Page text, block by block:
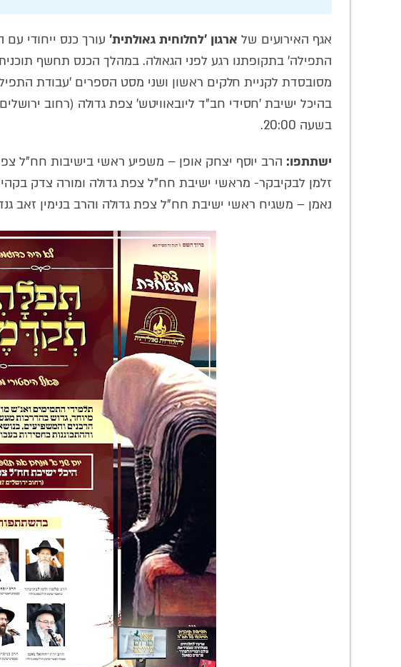
אגף האירועים של ארגון 'לחלוחית גאולתית' עורך כנס ייחודי
התפילה' בתקופתנו רגע לפני הגאולה. במהלך הכנס תחשף
מסובסדת לקניית חלקים ראשון ושני מסט הספרים 'עבודת
בשעה 20:00.
ישתתפו: הרב יוסף יצחק אופן – משפיע ראשי בישיבות חח"ל
זלמן לבקיבקר- מראשי ישיבת חח"ל צפת גדולה ומורה צדק
נאמן – משגיח ראשי ישיבת חח"ל צפת גדולה והרב בנימין זאב